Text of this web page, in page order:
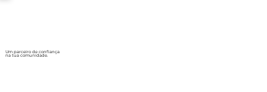
Um parceiro de confiança
na tua comunidade.